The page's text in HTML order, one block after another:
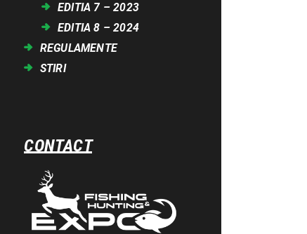
EDITIA 7 – 2023
EDITIA 8 – 2024
REGULAMENTE
STIRI
CONTACT